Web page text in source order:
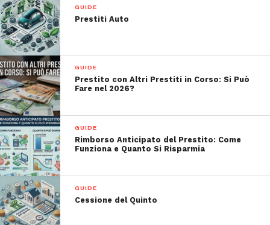
GUIDE
Prestiti Auto
GUIDE
Prestito con Altri Prestiti in Corso: Si Può
Fare nel 2026?
GUIDE
Rimborso Anticipato del Prestito: Come
Funziona e Quanto Si Risparmia
GUIDE
Cessione del Quinto